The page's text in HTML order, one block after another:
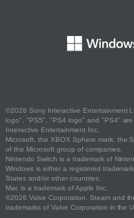
©2026 Sony Interactive Entertainment
logo", "PS5", "PS4 logo" and "PS4"
Interactive Entertainment Inc.
Microsoft, the XBOX Sphere mark, the
of the Microsoft group of companies.
Nintendo Switch is a trademark of
Windows is either a registered
States and/or other countries.
Mac is a trademark of Apple Inc.
©2026 Valve Corporation. Steam and
trademarks of Valve Corporation in the